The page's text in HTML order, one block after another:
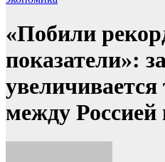
«Побили
показатели»:
увеличивается
между